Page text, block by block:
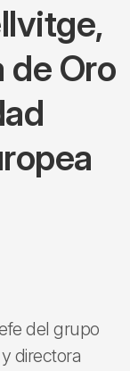
de Oro
del grupo
directora